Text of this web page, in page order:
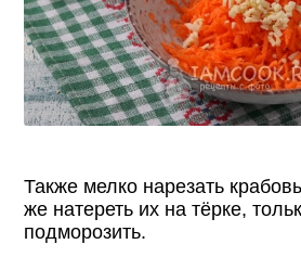
Также мелко нарезать
же натереть их на тёрке,
подморозить.